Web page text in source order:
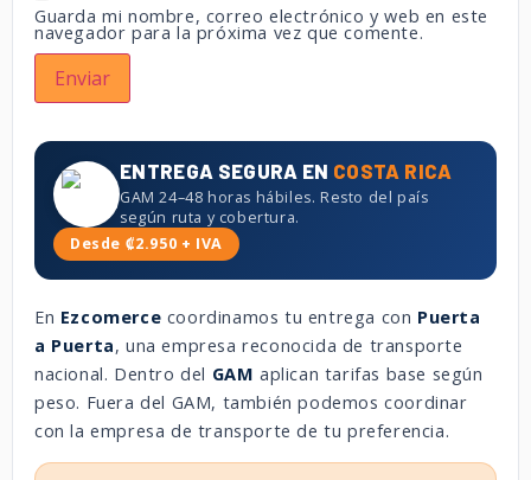
Guarda mi nombre, correo electrónico y web en este
navegador para la próxima vez que comente.
ENTREGA SEGURA EN COSTA RICA
GAM 24–48 horas hábiles. Resto del país
según ruta y cobertura.
Desde ₡2.950 + IVA
En Ezcomerce coordinamos tu entrega con Puerta
a Puerta, una empresa reconocida de transporte
nacional. Dentro del GAM aplican tarifas base según
peso. Fuera del GAM, también podemos coordinar
con la empresa de transporte de tu preferencia.